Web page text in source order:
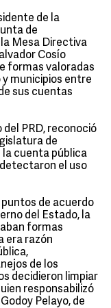
de la
de
Mesa Directiva
Cosío
formas valoradas
municipios entre
sus cuentas
del PRD, reconoció
de
la cuenta pública
el uso
de acuerdo
del Estado, la
formas
era razón
de los
decidieron limpiar
responsabilizó
Pelayo, de